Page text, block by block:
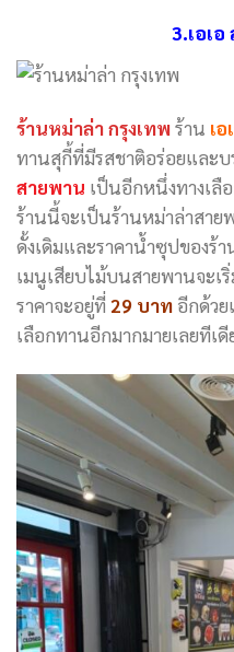
3.เอเ
ร้านหม่าล่า กรุงเทพร้าน เ
ทานสุกี้ที่มีรสชาติอร่อยและบ
สายพาน เป็นอีกหนึ่งทางเลื
ร้านนี้จะเป็นร้านหม่าล่าสา
ดั้งเดิมและราคาน้ำซุปของร้
เมนูเสียบไม้บนสายพานจะเ
ราคาจะอยู่ที่ 29 บาท อีกด้วย
เลือกทานอีกมากมายเลยทีเดี